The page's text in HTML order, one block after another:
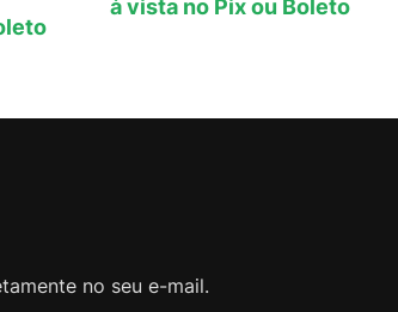
à vista no Pix ou Boleto
no seu e-mail.